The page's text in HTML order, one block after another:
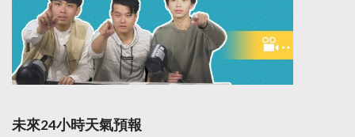
未來24小時天氣預報